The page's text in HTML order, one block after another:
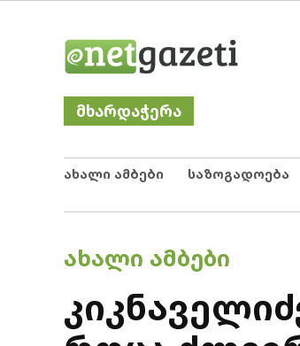
მხარდაჭერა
ახალი ამბები საზოგადოება
POSTED
ᲐᲮᲐᲚᲘ ᲐᲛᲑᲔᲑᲘ